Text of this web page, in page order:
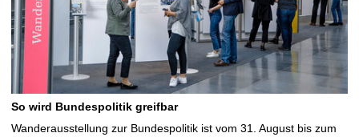
So wird Bundespolitik greifbar
Wanderausstellung zur Bundespolitik ist vom 31. August bis zum